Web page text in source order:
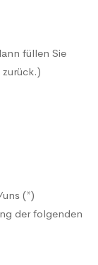
füllen Sie
zurück.)
(*)
der folgenden